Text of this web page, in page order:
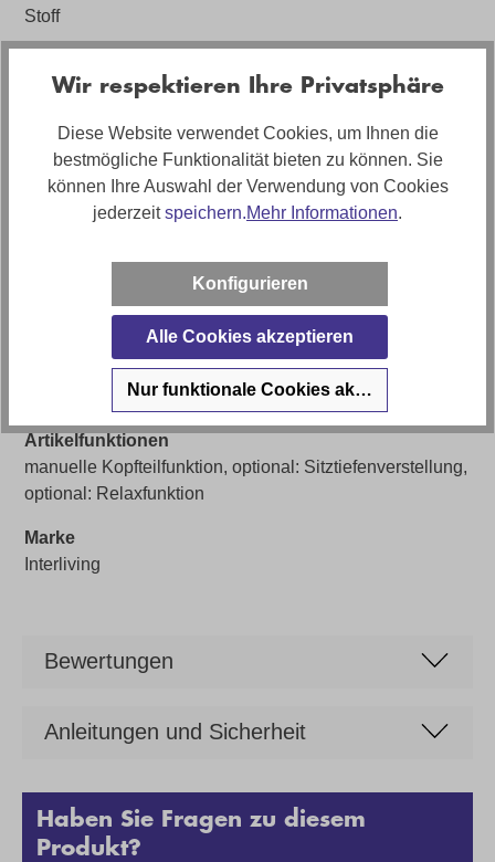
Stoff
Stoff Salsa olive
Artikelabmessungen
Breite: ca. 323cm, Tiefe: 190cm, Höhe: ca. 46cm
Sitzhöhe
ca. 46cm
Artikel Bezeichnung
Eckkombination Interliving 4303 inkl. manueller
Kopfteilfunktion
Artikelfunktionen
manuelle Kopfteilfunktion, optional: Sitztiefenverstellung,
optional: Relaxfunktion
Marke
Interliving
Bewertungen
Anleitungen und Sicherheit
Haben Sie Fragen zu diesem
Produkt?
Wir respektieren Ihre Privatsphäre
Diese Website verwendet Cookies, um Ihnen die
bestmögliche Funktionalität bieten zu können. Sie
können Ihre Auswahl der Verwendung von Cookies
jederzeitspeichern.Mehr Informationen.
Konfigurieren
Alle Cookies akzeptieren
Nur funktionale Cookies akzeptieren